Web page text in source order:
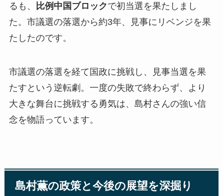
るも、
比例中国ブロックで初当選を果たしまし
た。市議選の落選から約3年、見事にリベンジを果
たしたのです。
市議選の落選を経て国政に挑戦し、見事当選を果
たすという逆転劇。 一度の失敗で終わらず、より
大きな舞台に挑戦する勇気は、島村さんの強い信
念を物語っています。
島村薫の政策と今後の展望を深掘り